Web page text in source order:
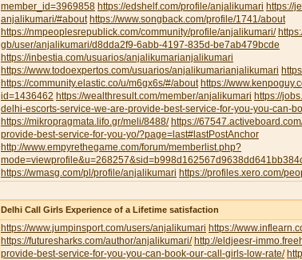
member_id=3969858 https://edshelf.com/profile/anjalikumari https://
anjalikumari/#about https://www.songback.com/profile/1741/about
https://nmpeoplesrepublick.com/community/profile/anjalikumari/
gb/user/anjalikumari/d8dda2f9-6abb-4197-835d-be7ab479bcde
https://inbestia.com/usuarios/anjalikumarianjalikumari
https://www.todoexpertos.com/usuarios/anjalikumarianjalikumari
https://community.elastic.co/u/m6gx6s/#/about https://
id=1436462 https://wealthresult.com/member/anjalikumari https://
delhi-escorts-service-we-are-provide-best-service-for-you-you-can-
https://mikropragmata.lifo.gr/meli/8488/ https://
provide-best-service-for-you-yo/?page=last#lastPostAnchor
http://www.empyrethegame.com/forum/memberlist.php?
https://wmasg.com/pl/profile/anjalikumari https://profiles.xero.com/
Delhi Call Girls Experience of a Lifetime satisfaction
https://www.jumpinsport.com/users/anjalikumari https://
https://futuresharks.com/author/anjalikumari/ http://eldjeesr-
provide-best-service-for-you-you-can-book-our-call-girls-low-rate/